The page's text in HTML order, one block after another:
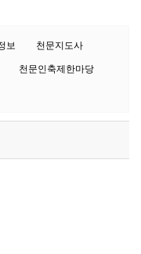
보 천문지도사
천문인축제한마당